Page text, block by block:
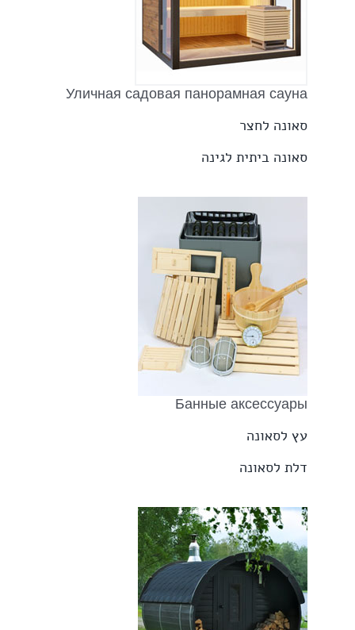
Уличная садовая панорамная сауна
סאונה לחצר
סאונה ביתית לגינה
Банные аксессуары
עץ לסאונה
דלת לסאונה